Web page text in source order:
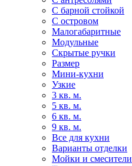
С барной стойкой
С островом
Малогабаритные
Модульные
Скрытые ручки
Размер
Мини-кухни
Узкие
3 кв. м.
5 кв. м.
6 кв. м.
9 кв. м.
Все для кухни
Варианты отделки
Мойки и смесители